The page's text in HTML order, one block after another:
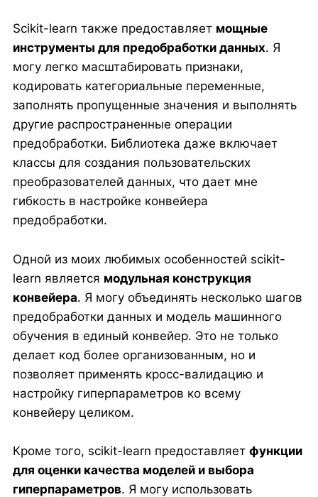
Scikit-learn также предоставляет мощные
инструменты для предобработки данных. Я
могу легко масштабировать признаки,
кодировать категориальные переменные,
заполнять пропущенные значения и выполнять
другие распространенные операции
предобработки. Библиотека даже включает
классы для создания пользовательских
преобразователей данных, что дает мне
гибкость в настройке конвейера
предобработки.
Одной из моих любимых особенностей scikit-
learn является модульная конструкция
конвейера. Я могу объединять несколько шагов
предобработки данных и модель машинного
обучения в единый конвейер. Это не только
делает код более организованным, но и
позволяет применять кросс-валидацию и
настройку гиперпараметров ко всему
конвейеру целиком.
Кроме того, scikit-learn предоставляет функции
для оценки качества моделей и выбора
гиперпараметров. Я могу использовать